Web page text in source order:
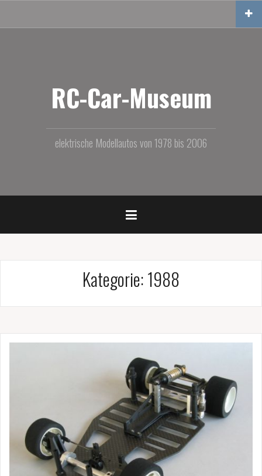
springen
RC-Car-Museum
elektrische Modellautos von 1978 bis 2006
Kategorie:1988